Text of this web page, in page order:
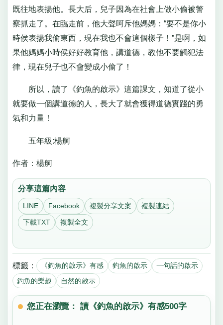
既往地表揚他。長大后，兒子因為在社會上做小偷被警
察抓走了。在臨走前，他大聲呵斥他媽媽：“要不是你小
時侯表揚我偷東西，現在我也不會這個樣子！”是啊，如
果他媽媽小時侯好好教育他，講道德，教他不要觸犯法
律，現在兒子也不會變成小偷了！
所以，讀了《釣魚的啟示》這篇課文，知道了從小
就要做一個講道德的人，長大了就會獲得道德實踐的勇
氣和力量！
五年級:楊舸
作者：楊舸
分享這篇內容
LINE Facebook 複製分享文案 複製連結
下載TXT 複製全文
標籤： 《釣魚的啟示》有感 釣魚的啟示
一句話的啟示
釣魚的樂趣
自然的啟示
您正在瀏覽： 讀《釣魚的啟示》有感500字